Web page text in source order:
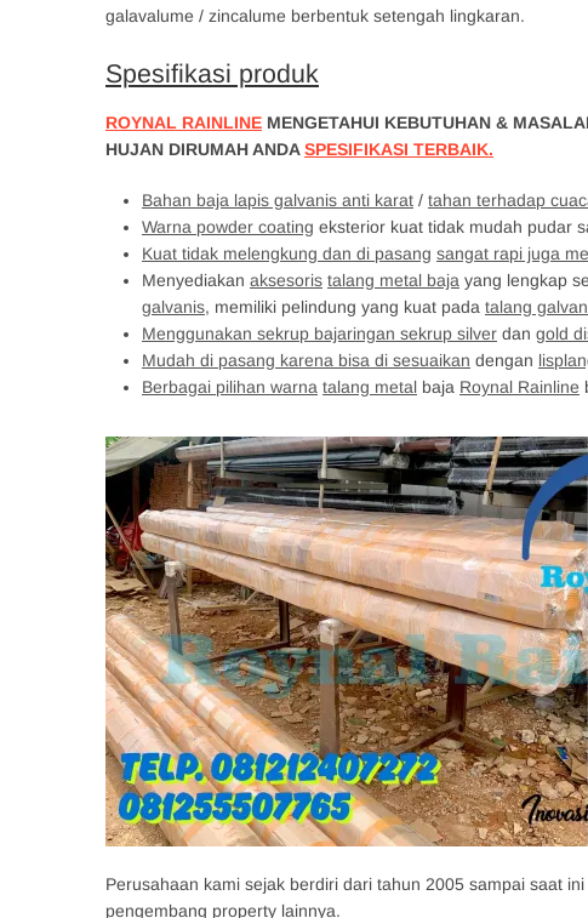
galavalume / zincalume berbentuk setengah lingkaran.
Spesifikasi produk
ROYNAL RAINLINE MENGETAHUI KEBUTUHAN &
HUJAN DIRUMAH ANDASPESIFIKASI TERBAIK.
Bahan baja lapis galvanis anti karat / tahan terhadap
Warna powder coating eksterior kuat tidak mudah pudar
Kuat tidak melengkung dan di pasang sangat rapi juga
Menyediakan aksesoris talang metal baja yang lengkap
galvanis, memiliki pelindung yang kuat pada talang
Menggunakan sekrup bajaringan sekrup silver dan gold
Mudah di pasang karena bisa di sesuaikan dengan
Berbagai pilihan warna talang metal baja Roynal Rainline
Perusahaan kami sejak berdiri dari tahun 2005 sampai saat
pengembang property lainnya.